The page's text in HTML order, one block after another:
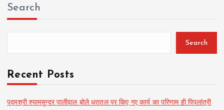
Search
Search
Recent Posts
पद्मश्री श्यामसुन्दर पालीवाल बोले धरातल पर किए गए कार्य का परिणाम ही पिपलांत्री